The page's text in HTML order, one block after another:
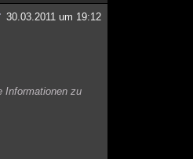
30.03.2011 um 19:12
Informationen zu